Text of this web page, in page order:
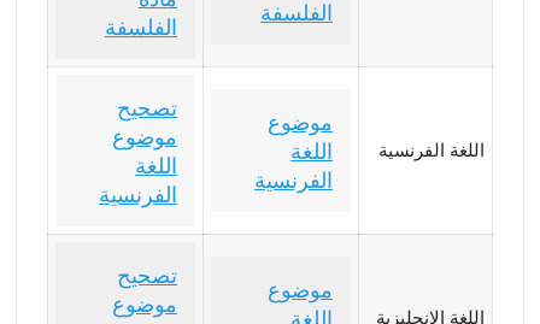
الفلسفة
الفلسفة
اللغة الفرنسية
موضوع
اللغة
الفرنسية
تصحيح
موضوع
اللغة
الفرنسية
اللغة الإنجليزية
موضوع
تصحيح
موضوع